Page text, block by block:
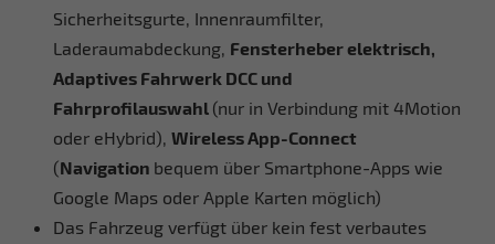
Sicherheitsgurte, Innenraumfilter,
Laderaumabdeckung, Fensterheber elektrisch,
Adaptives Fahrwerk DCC und
Fahrprofilauswahl (nur in Verbindung mit 4Motion
oder eHybrid), Wireless App-Connect
(Navigation bequem über Smartphone-Apps wie
Google Maps oder Apple Karten möglich)
Das Fahrzeug verfügt über kein fest verbautes